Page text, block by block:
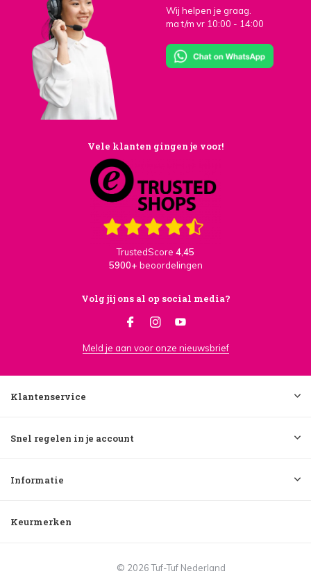
Wij helpen je graag.
ma t/m vr 10:00 - 14:00
Vele klanten gingen je voor!
TrustedScore 4,45
5900+ beoordelingen
Volg jij ons al op social media?
Meld je aan voor onze nieuwsbrief
Klantenservice
Snel regelen in je account
Informatie
Keurmerken
© 2026 Tuf-Tuf Nederland